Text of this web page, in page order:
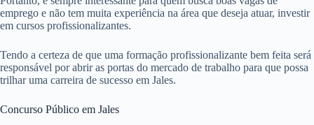
emprego e não tem muita experiência na área que deseja atuar, investir
em cursos profissionalizantes.
Tendo a certeza de que uma formação profissionalizante bem feita será
responsável por abrir as portas do mercado de trabalho para que possa
trilhar uma carreira de sucesso em Jales.
Concurso Público em Jales